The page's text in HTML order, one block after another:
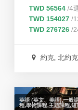
保證專家
可英語語言中心
Association of
TWD 56564 /4週
TWD 154027 /
TWD 276726 /
約克, 北約
英語 (英文、美語),一般
程,學術課程,主題課程,